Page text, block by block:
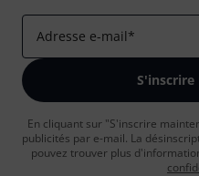
Adresse e-mail*
En cliquant sur "S'inscrire
publicités par e-mail. La
pouvez trouver plus